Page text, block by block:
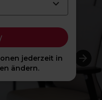
jederzeit in
ändern.